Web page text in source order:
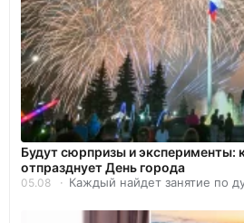
Будут сюрпризы и эксперименты:
отпразднует День города
05.08 Каждый найдет занятие по